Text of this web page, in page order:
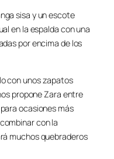
sisa y un escote
en la espalda con una
por encima de los
con unos zapatos
propone Zara entre
ocasiones más
con la
muchos quebraderos